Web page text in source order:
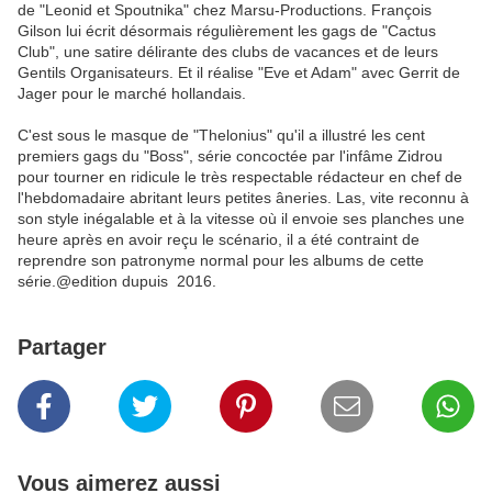
de "Leonid et Spoutnika" chez Marsu-Productions. François
Gilson lui écrit désormais régulièrement les gags de "Cactus
Club", une satire délirante des clubs de vacances et de leurs
Gentils Organisateurs. Et il réalise "Eve et Adam" avec Gerrit de
Jager pour le marché hollandais.
C'est sous le masque de "Thelonius" qu'il a illustré les cent
premiers gags du "Boss", série concoctée par l'infâme Zidrou
pour tourner en ridicule le très respectable rédacteur en chef de
l'hebdomadaire abritant leurs petites âneries. Las, vite reconnu à
son style inégalable et à la vitesse où il envoie ses planches une
heure après en avoir reçu le scénario, il a été contraint de
reprendre son patronyme normal pour les albums de cette
série.@edition dupuis 2016.
Partager
Vous aimerez aussi